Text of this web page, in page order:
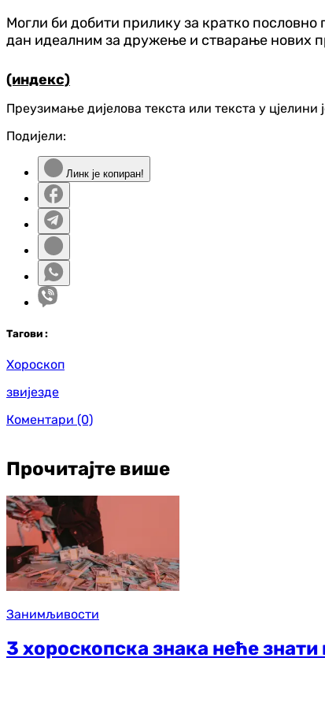
Могли би добити прилику за кратко
дан идеалним за дружење и стварање нових
(индекс)
Преузимање дијелова текста или текста у
Подијели:
Линк је копиран!
Тагови :
Хороскоп
звијезде
Коментари (0)
Прочитајте више
Занимљивости
3 хороскопска знака неће знати